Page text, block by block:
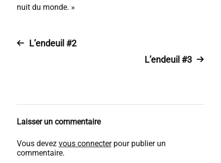
nuit du monde. »
L’endeuil #2
L’endeuil #3
Laisser un commentaire
Vous devez vous connecterpour publier un
commentaire.